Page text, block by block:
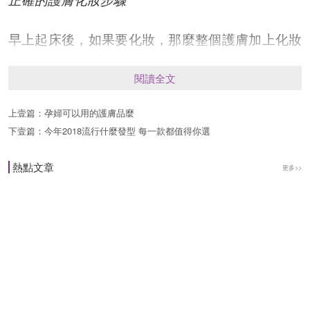
早上起床後，如果要化妝，那麼整個護膚加上化妝
防曬乳—隔離霜—bb霜—粉餅等等。如果你用的是
妝前乳，那麼就用妝前乳代替隔離霜即可。在整個
流程中，確保上一款產品吸收後再用下一款，可以
有效防止搓泥、浮粉。
閱讀全文
上壹篇： 孕婦可以用的護膚品麼
下壹篇： 今年2018流行什麼發型 每一款都值得你選
熱點文章 更多>>